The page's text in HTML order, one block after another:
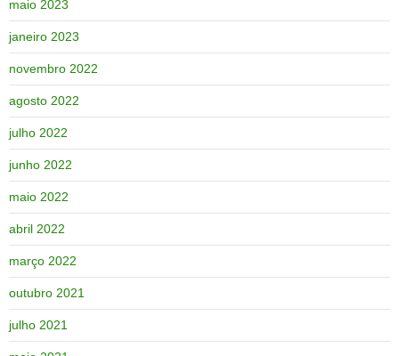
maio 2023
janeiro 2023
novembro 2022
agosto 2022
julho 2022
junho 2022
maio 2022
abril 2022
março 2022
outubro 2021
julho 2021